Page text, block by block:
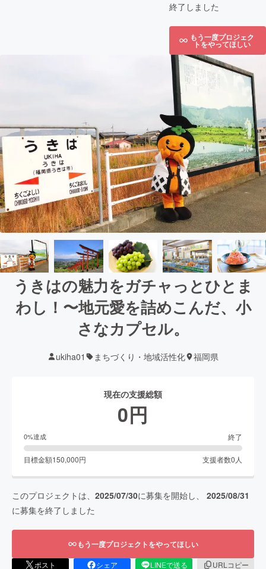
終了しました
もう一度プロジェク
トをやってほしい
うきはの魅力をガチャっとひとま
わし！〜地元愛を詰めこんだ、小
さなカプセル。
ukiha01 まちづくり・地域活性化 福岡県
現在の支援総額
0円
0%達成 終了
目標金額150,000円 支援者数0 人
このプロジェクトは、 2025/07/30に募集を開始し、 2025/08/31
に募集を終了しました
もう一度プロジェクトをやってほしい
ポスト シェア LINEで送る
URLコピー